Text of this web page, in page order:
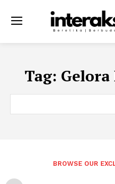
Tag:
BROWSE OUR